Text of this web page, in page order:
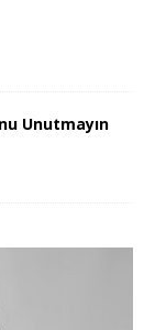
Unutmayın